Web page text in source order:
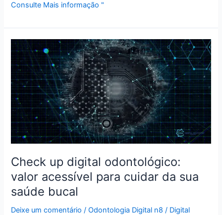
Consulte Mais informação "
Check up digital odontológico:
valor acessível para cuidar da sua
saúde bucal
Deixe um comentário /Odontologia Digital n8 / Digital
Check
up
digital
odontológico:
valor
acessível
para
cuidar
da
saúde
bucal